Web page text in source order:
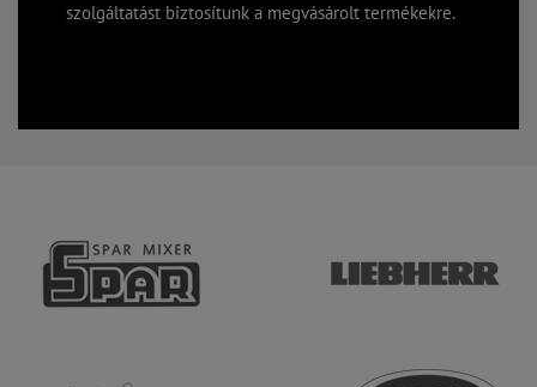
szolgáltatást biztosítunk a megvásárolt termékekre.